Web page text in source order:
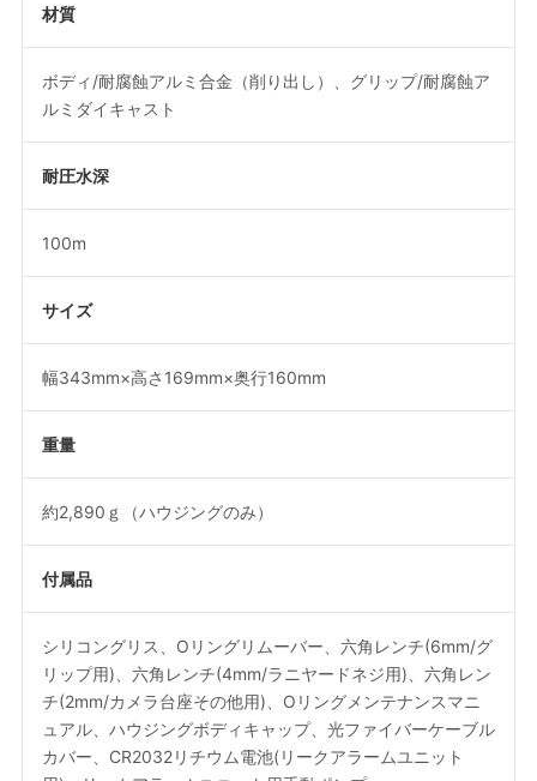
材質
ボディ/耐腐蝕アルミ合金（削り出し）、グリップ/耐腐蝕ア
ルミダイキャスト
耐圧水深
100m
サイズ
幅343mm×高さ169mm×奥行160mm
重量
約2,890ｇ（ハウジングのみ）
付属品
シリコングリス、Oリングリムーバー、六角レンチ(6mm/グ
リップ用)、六角レンチ(4mm/ラニヤードネジ用)、六角レン
チ(2mm/カメラ台座その他用)、Oリングメンテナンスマニ
ュアル、ハウジングボディキャップ、光ファイバーケーブル
カバー、CR2032リチウム電池(リークアラームユニット